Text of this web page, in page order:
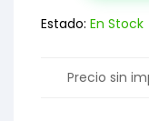
Estado: En Stock
Precio sin